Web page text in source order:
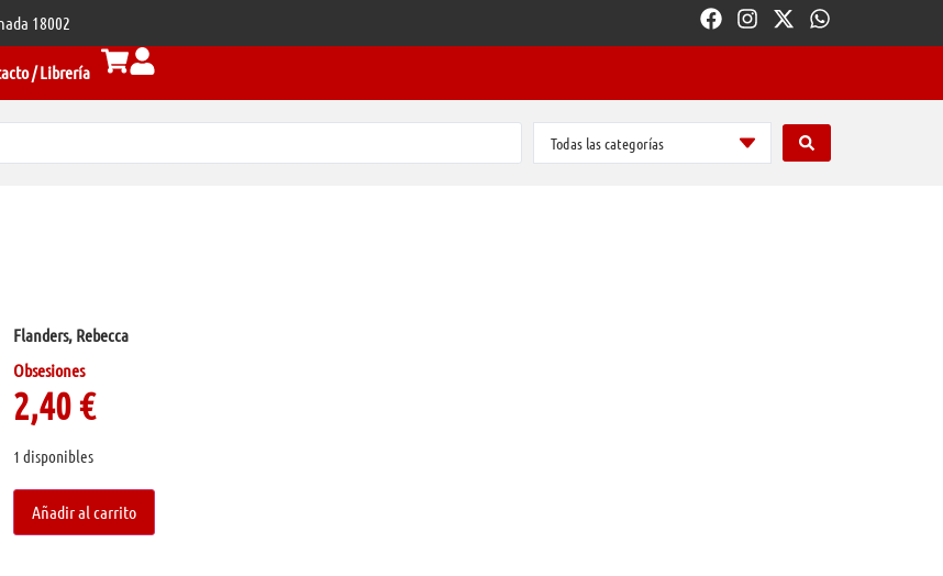
18002
/ Librería
Todas las categorías
Flanders, Rebecca
Obsesiones
2,40€
1 disponibles
Añadir al carrito